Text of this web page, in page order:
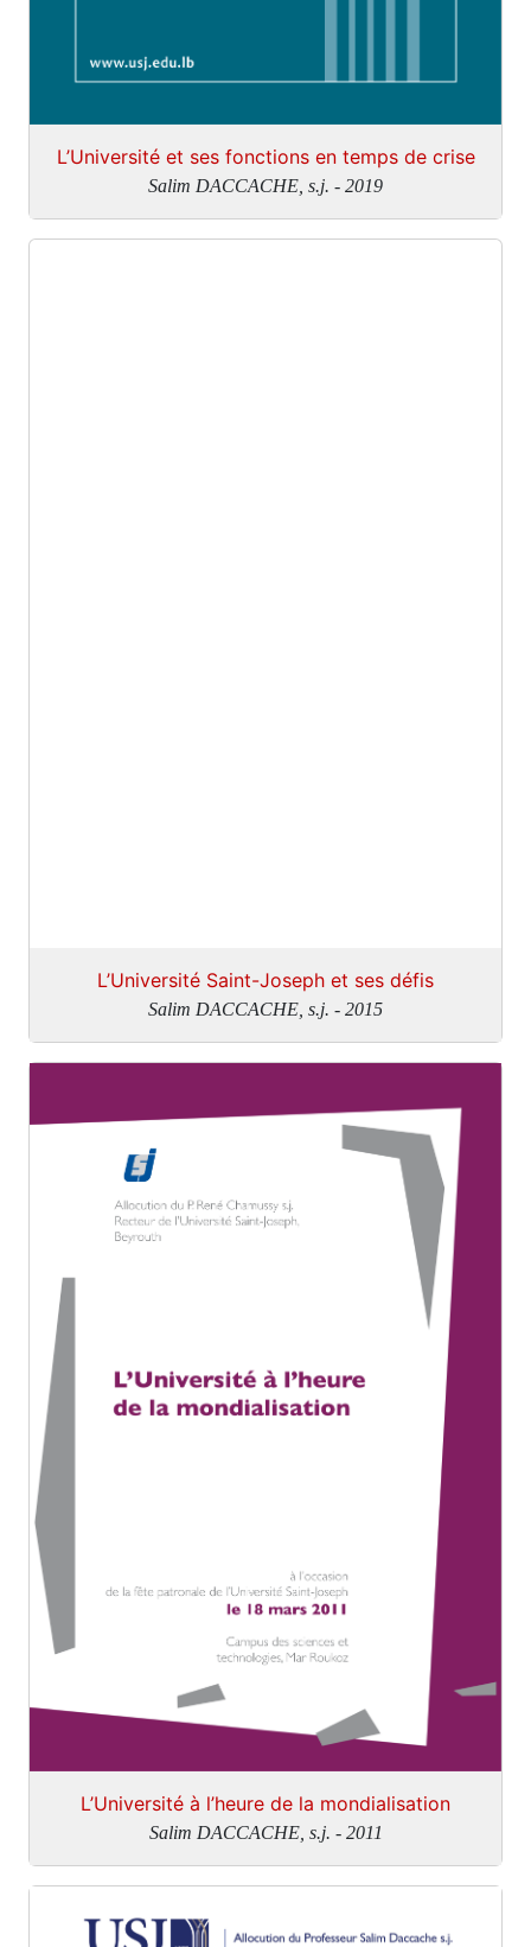
L’Université et ses fonctions en temps de crise
Salim DACCACHE, s.j. - 2019
L’Université Saint-Joseph et ses défis
Salim DACCACHE, s.j. - 2015
L’Université à l’heure de la mondialisation
Salim DACCACHE, s.j. - 2011